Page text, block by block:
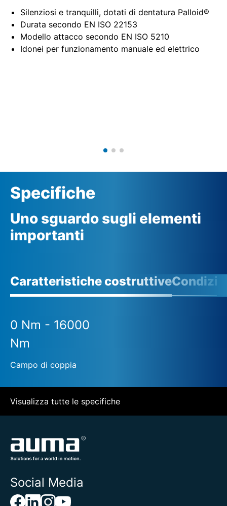
Silenziosi e tranquilli, dotati di dentatura Palloid®
Durata secondo EN ISO 22153
Modello attacco secondo EN ISO 5210
Idonei per funzionamento manuale ed elettrico
Specifiche
Uno sguardo sugli elementi
importanti
Caratteristiche costruttive
0 Nm - 16000
Nm
Campo di coppia
Visualizza tutte le specifiche
Social Media